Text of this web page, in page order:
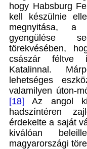
hogy Habsburg
kell készülnie
megnyitása, a
gyengülése
törekvésében,
császár féltve
Katalinnal.
lehetséges
valamilyen úton-
[18] Az angol
hadszíntéren
érdekelte a saját
kiválóan
magyarországi